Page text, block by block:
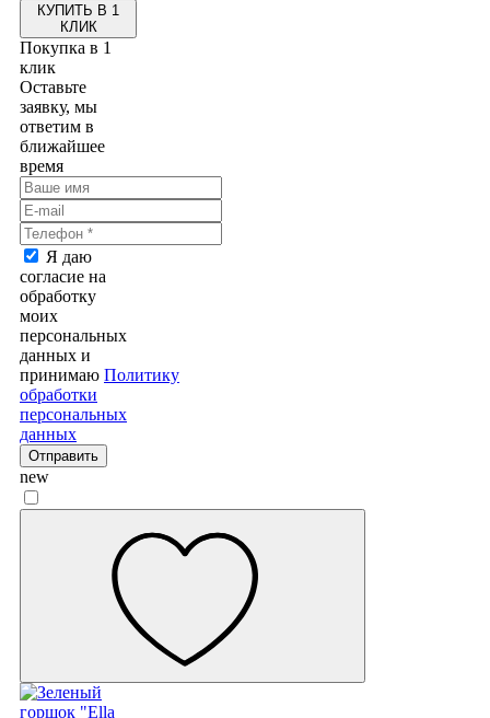
КУПИТЬ В 1
КЛИК
Покупка в 1
клик
Оставьте
заявку, мы
ответим в
ближайшее
время
Я даю
согласие на
обработку
моих
персональных
данных и
принимаю Политику
обработки
персональных
данных
Отправить
new